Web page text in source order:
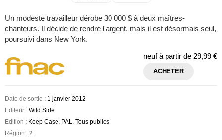
Un modeste travailleur dérobe 30 000 $ à deux maîtres-
chanteurs. Il décide de rendre l'argent, mais il est désormais seul,
poursuivi dans New York.
neuf à partir de 29,99 €
ACHETER
Date de sortie : 1 janvier 2012
Editeur : Wild Side
Edition : Keep Case, PAL, Tous publics
Région : 2